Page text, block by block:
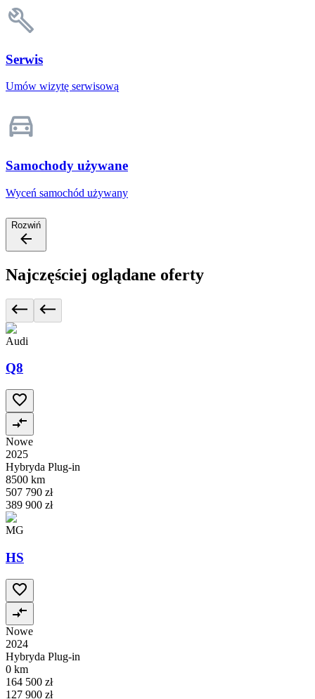
Serwis
Umów wizytę serwisową
Samochody używane
Wyceń samochód używany
Rozwiń
Najczęściej oglądane oferty
Audi
Q8
Nowe
2025
Hybryda Plug-in
8500 km
507 790 zł
389 900 zł
MG
HS
Nowe
2024
Hybryda Plug-in
0 km
164 500 zł
127 900 zł